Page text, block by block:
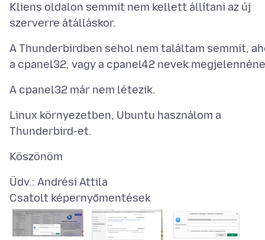
Kliens oldalon semmit nem kellett állítani az új
A Thunderbirdben sehol nem találtam semmit,
Linux környezetben, Ubuntu használom a
Csatolt képernyőmentések